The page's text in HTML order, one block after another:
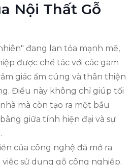
Nội Thất Gỗ
đang lan tỏa mạnh mẽ,
được chế tác với các gam
giác ấm cúng và thân thiện
Điều này không chỉ giúp tối
mà còn tạo ra một bầu
giữa tính hiện đại và sự
của công nghệ đã mở ra
sử dụng gỗ công nghiệp.